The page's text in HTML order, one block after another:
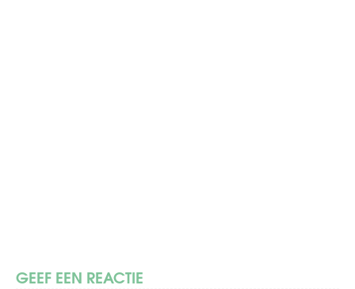
GEEF EEN REACTIE